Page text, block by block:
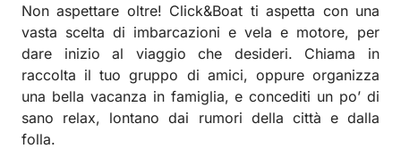
Non aspettare oltre! Click&Boat ti aspetta con una
vasta scelta di imbarcazioni e vela e motore, per
dare inizio al viaggio che desideri. Chiama in
raccolta il tuo gruppo di amici, oppure organizza
una bella vacanza in famiglia, e concediti un po’ di
sano relax, lontano dai rumori della città e dalla
folla.